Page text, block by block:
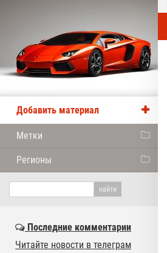
Добавить материал
Метки
Регионы
Последние комментарии
Читайте новости в телеграм